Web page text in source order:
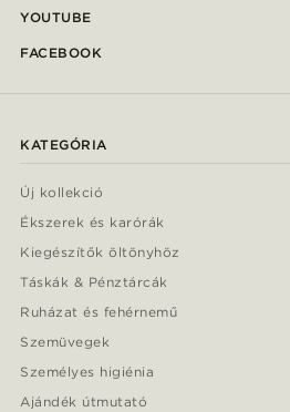
YOUTUBE
FACEBOOK
KATEGÓRIA
Új kollekció
Ékszerek és karórák
Kiegészítők öltönyhöz
Táskák & Pénztárcák
Ruházat és fehérnemű
Szemüvegek
Személyes higiénia
Ajándék útmutató